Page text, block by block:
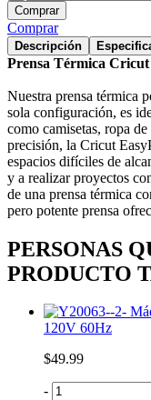
Comprar
Comprar
Descripción
Prensa Térmica
Nuestra prensa térmica
sola configuración, es
como camisetas, ropa
precisión, la Cricut
espacios difíciles de
y a realizar proyectos
de una prensa térmica
pero potente prensa
PERSONAS
PRODUCTO
120V 60Hz
$49.99
-